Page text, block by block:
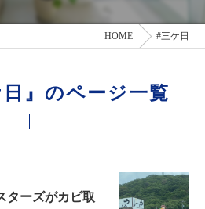
HOME #三ケ日
』のページ一覧
ーズがカビ取